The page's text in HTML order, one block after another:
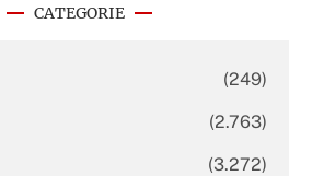
CATEGORIE
(249)
(2.763)
(3.272)